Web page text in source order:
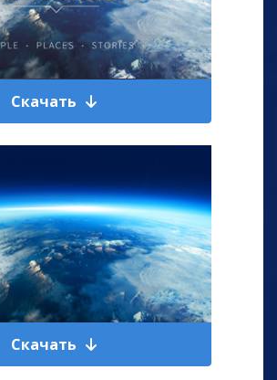
Скачать
Скачать